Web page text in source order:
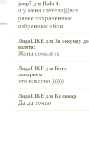
joop7 для Halo 4:
и у меня слетели(((все
ранее сохраненные
избранные обои
ЛидаLIKE для За секунду до
взлета:
Жопа сомалёта
ЛидаLIKE для Котэ-
аквариум:
это классно ))))))
ЛидаLIKE для Кулинар:
Да да точно